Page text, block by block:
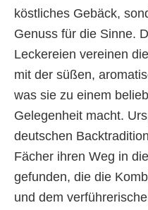
köstliches Gebäck,
Genuss für die Sinne.
Leckereien vereinen
mit der süßen,
was sie zu einem
Gelegenheit macht.
deutschen
Fächer ihren Weg in
gefunden, die die
und dem